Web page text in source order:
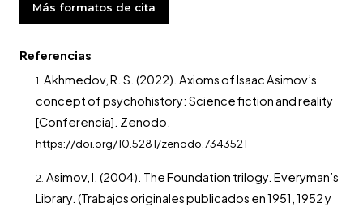
Más formatos de cita
Referencias
Akhmedov, R. S. (2022). Axioms of Isaac Asimov’s
concept of psychohistory: Science fiction and reality
[Conferencia]. Zenodo.
https://doi.org/10.5281/zenodo.7343521
Asimov, I. (2004). The Foundation trilogy. Everyman’s
Library. (Trabajos originales publicados en 1951, 1952 y